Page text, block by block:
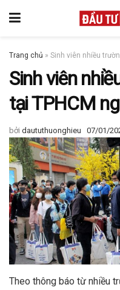
Trang chủ » Sinh viên nhiều
Sinh viên
tại TPHCM
bởi daututhuonghieu 07/01/
Theo thông báo từ nhiều